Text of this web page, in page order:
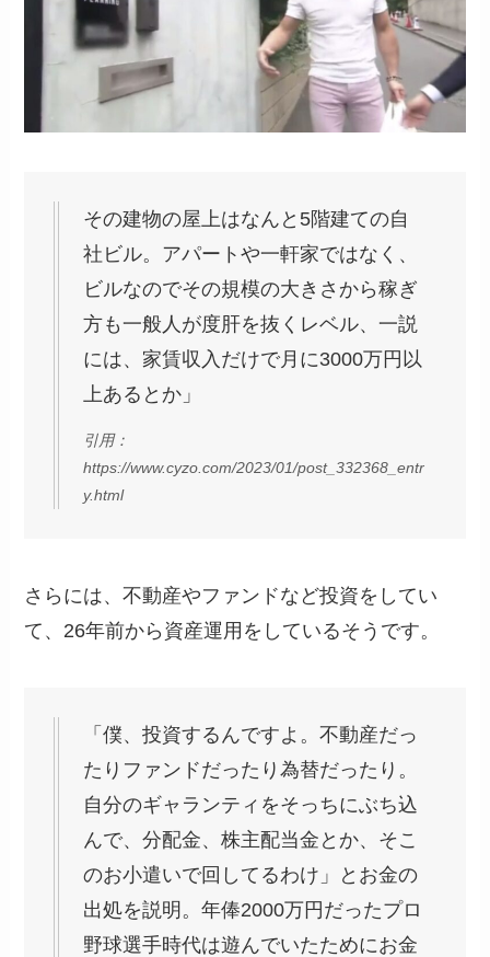
その建物の屋上はなんと5階建ての自
社ビル。アパートや一軒家ではなく、
ビルなのでその規模の大きさから稼ぎ
方も一般人が度肝を抜くレベル、一説
には、家賃収入だけで月に3000万円以
上あるとか」
引用：
https://www.cyzo.com/2023/01/post_332368_entr
y.html
さらには、不動産やファンドなど投資をしてい
て、26年前から資産運用をしているそうです。
「僕、投資するんですよ。不動産だっ
たりファンドだったり為替だったり。
自分のギャランティをそっちにぶち込
んで、分配金、株主配当金とか、そこ
のお小遣いで回してるわけ」とお金の
出処を説明。年俸2000万円だったプロ
野球選手時代は遊んでいたためにお金